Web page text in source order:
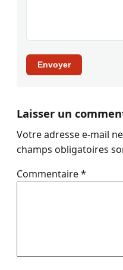
Envoyer
Laisser un
Votre adresse e-mail
champs obligatoires
Commentaire*